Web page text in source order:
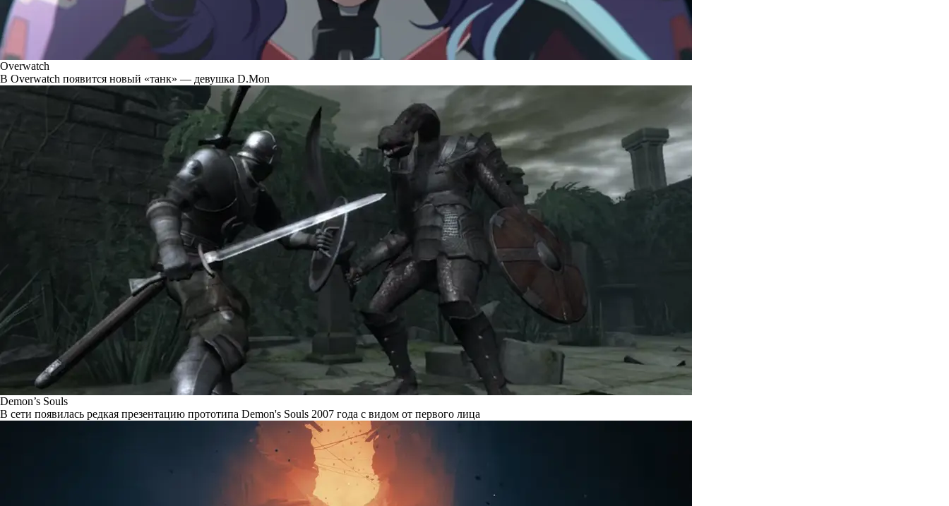
Overwatch
В Overwatch появится новый «танк» — девушка D.Mon
Demon’s Souls
В сети появилась редкая презентацию прототипа Demon's Souls 2007 года с видом от первого лица